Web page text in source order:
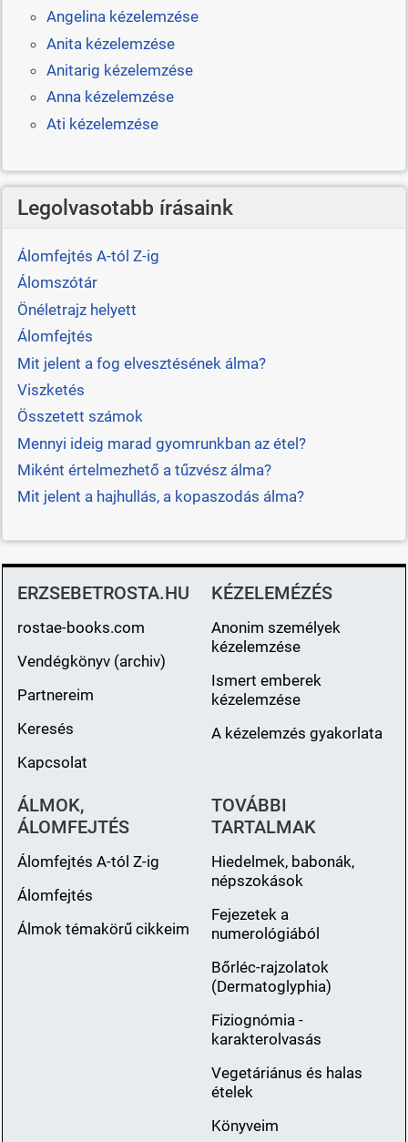
Angelina kézelemzése
Anita kézelemzése
Anitarig kézelemzése
Anna kézelemzése
Ati kézelemzése
Legolvasotabb írásaink
Álomfejtés A-tól Z-ig
Álomszótár
Önéletrajz helyett
Álomfejtés
Mit jelent a fog elvesztésének álma?
Viszketés
Összetett számok
Mennyi ideig marad gyomrunkban az étel?
Miként értelmezhető a tűzvész álma?
Mit jelent a hajhullás, a kopaszodás álma?
ERZSEBETROSTA.HU
rostae-books.com
Vendégkönyv (archiv)
Partnereim
Keresés
Kapcsolat
KÉZELEMÉZÉS
Anonim személyek
kézelemzése
Ismert emberek
kézelemzése
A kézelemzés gyakorlata
ÁLMOK,
ÁLOMFEJTÉS
Álomfejtés A-tól Z-ig
Álomfejtés
Álmok témakörű cikkeim
TOVÁBBI
TARTALMAK
Hiedelmek, babonák,
népszokások
Fejezetek a
numerológiából
Bőrléc-rajzolatok
(Dermatoglyphia)
Fiziognómia -
karakterolvasás
Vegetáriánus és halas
ételek
Könyveim